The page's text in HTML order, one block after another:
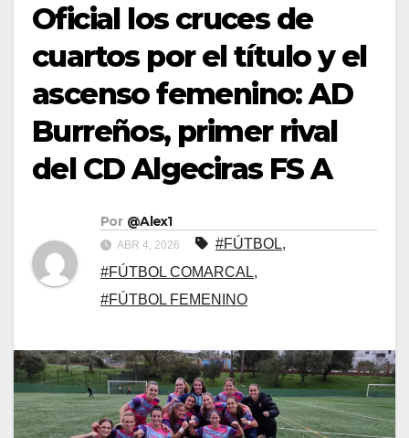
Oficial los cruces de
cuartos por el título y el
ascenso femenino: AD
Burreños, primer rival
del CD Algeciras FS A
Por @Alex1
ABR 4, 2026 #FÚTBOL,
#FÚTBOL COMARCAL,
#FÚTBOL FEMENINO